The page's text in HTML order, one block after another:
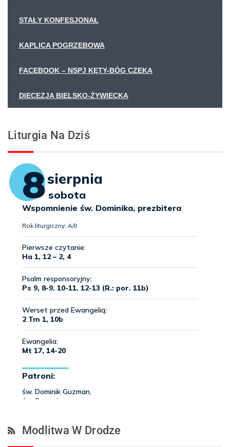
STAŁY KONFESJONAŁ
KAPLICA POGRZEBOWA
FACEBOOK – NSPJ KĘTY-BÓG CZEKA
DIECEZJA BIELSKO-ŻYWIECKA
Liturgia Na Dziś
Modlitwa W Drodze